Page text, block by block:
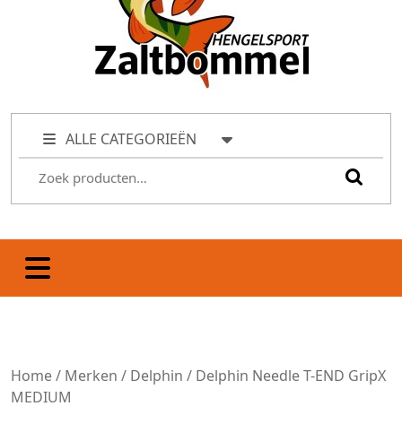
ALLE CATEGORIEËN
Home/ Merken / Delphin / Delphin Needle T-END GripX
MEDIUM